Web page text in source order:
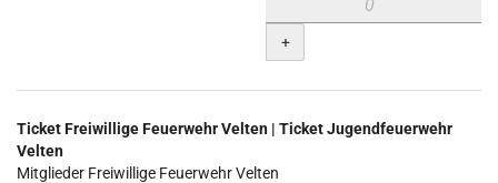
+
Ticket Freiwillige Feuerwehr Velten | Ticket Jugendfeuerwehr
Velten
Mitglieder Freiwillige Feuerwehr Velten